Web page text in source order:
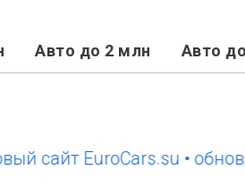
Авто до 2 млн Авто
EuroCars.su •